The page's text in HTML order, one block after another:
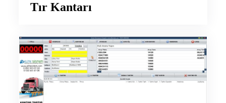
Tır Kantarı